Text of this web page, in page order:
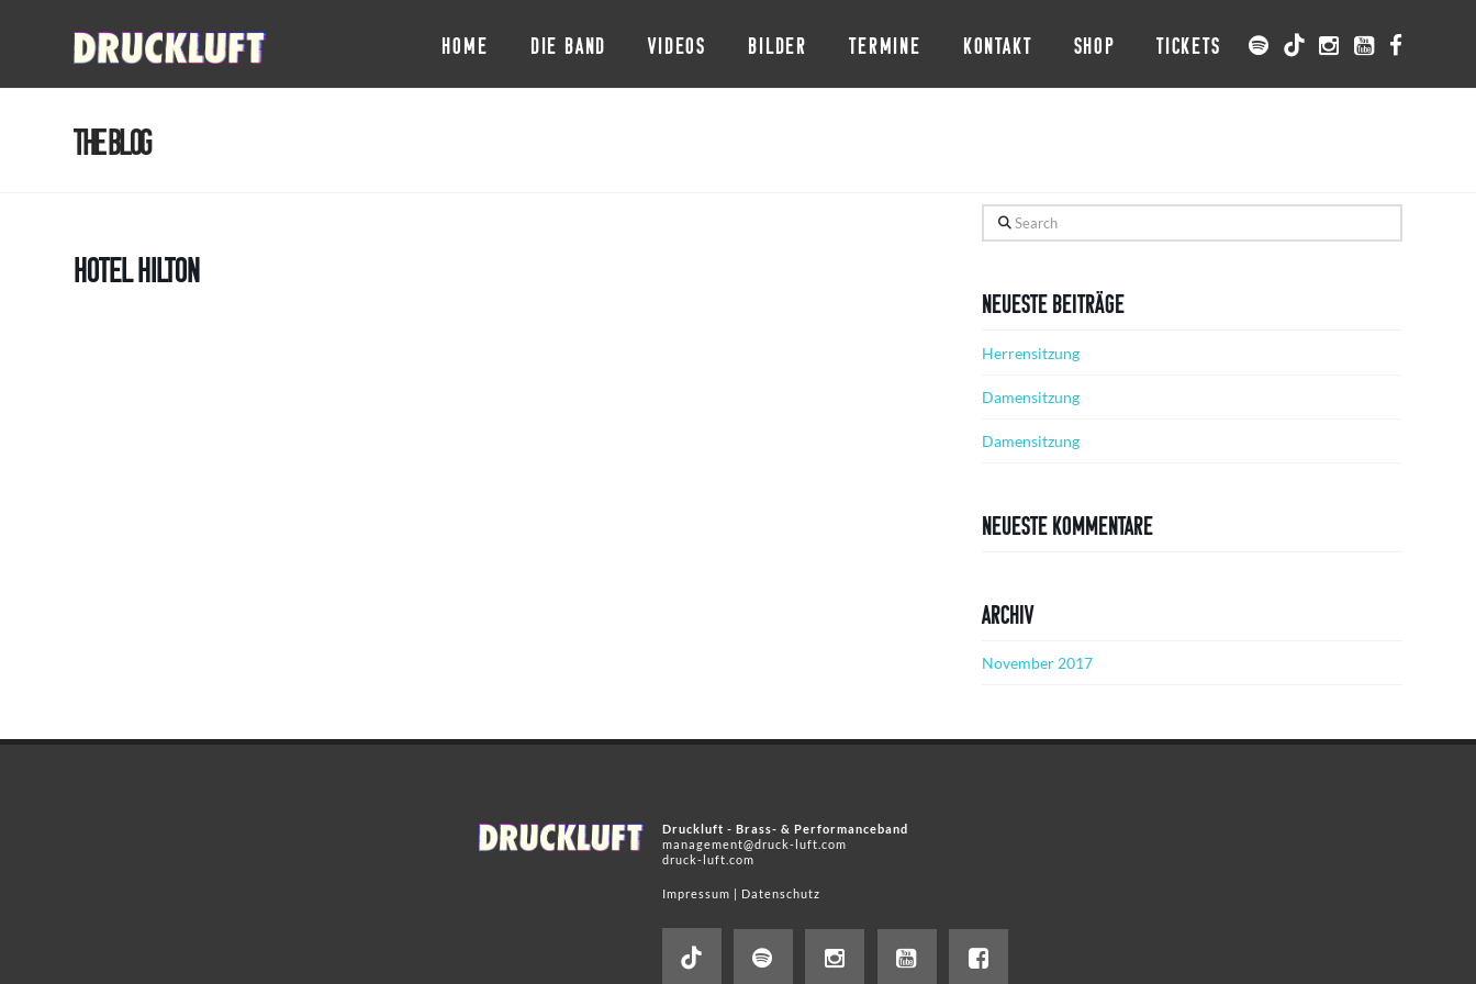
HOME DIE BAND VIDEOS BILDER TERMINE KONTAKT SHOP TICKETS
The Blog
Hotel Hilton
Search
Neueste Beiträge
Herrensitzung
Damensitzung
Damensitzung
Neueste Kommentare
Archiv
November 2017
Druckluft - Brass- & Performanceband
management@druck-luft.com
druck-luft.com
Impressum | Datenschutz